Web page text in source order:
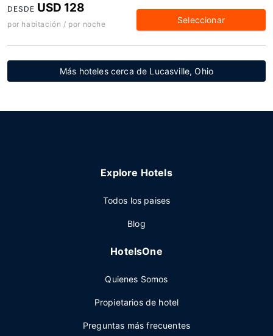
DESDE USD 128
por habitación / por noche Seleccionar
Más hoteles cerca de Lucasville, Ohio
Explore Hotels
Todos los paises
Blog
HotelsOne
Quienes Somos
Propietarios de hotel
Preguntas más frecuentes